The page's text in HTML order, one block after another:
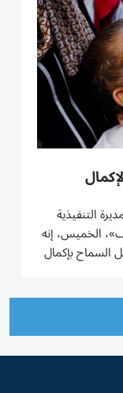
التنفيذية
الخميس، إنه
السماح بإكمال